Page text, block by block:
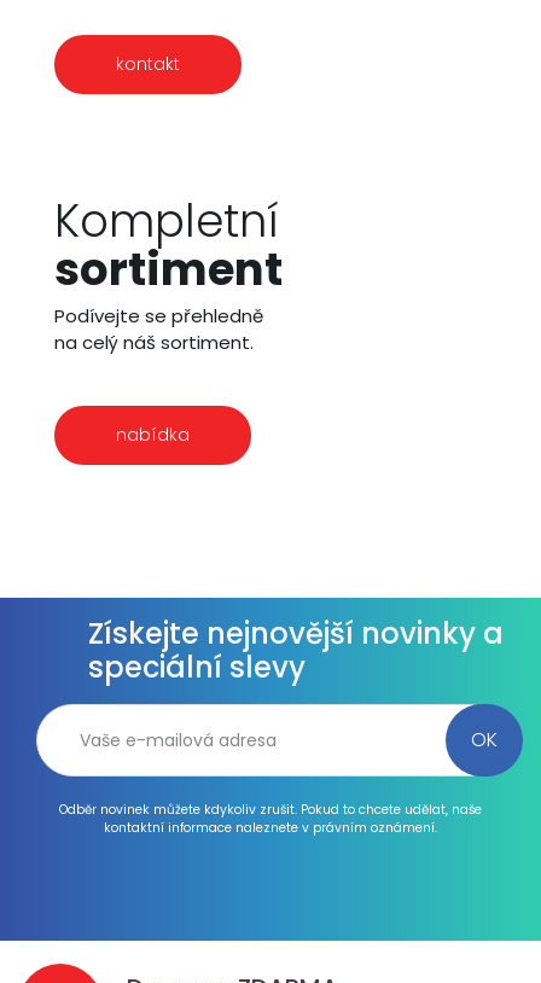
kontakt
Kompletní
sortiment
Podívejte se přehledně
na celý náš sortiment.
nabídka
Získejte nejnovější novinky a
speciální slevy
Odběr novinek můžete kdykoliv zrušit. Pokud to chcete udělat, naše
kontaktní informace naleznete v právním oznámení.